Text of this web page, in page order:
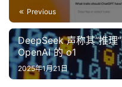
Previous
DeepSeek 声称其“推理
OpenAI 的 o1
2025年1月21日